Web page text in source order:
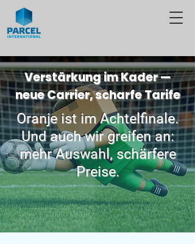
Verstärkung im Kader —
neue Carrier, scharfe Tarife
Oranje ist im Achtelfinale.
Und auch wir greifen an:
mehr Auswahl, schärfere
Preise.